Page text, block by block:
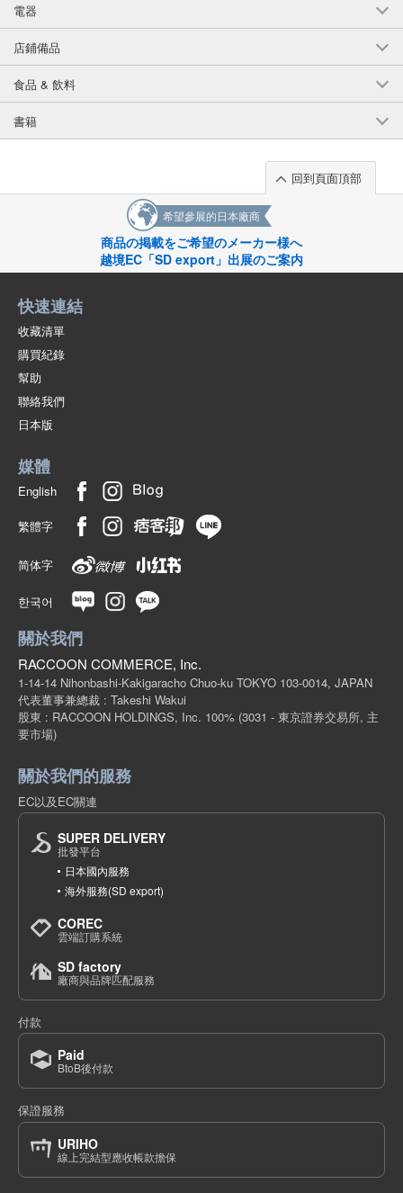
電器
店鋪備品
食品 & 飲料
書籍
回到頁面頂部
希望參展的日本廠商
商品の掲載をご希望のメーカー様へ
越境EC「SD export」出展のご案内
快速連結
收藏清單
購買紀錄
幫助
聯絡我們
日本版
媒體
English
繁體字
简体字
한국어
關於我們
RACCOON COMMERCE, Inc.
1-14-14 Nihonbashi-Kakigaracho Chuo-ku TOKYO 103-0014, JAPAN
代表董事兼總裁 : Takeshi Wakui
股東 : RACCOON HOLDINGS, Inc. 100% (3031 - 東京證券交易所, 主
要市場)
關於我們的服務
EC以及EC關連
SUPER DELIVERY
批發平台
日本國內服務
海外服務(SD export)
COREC
雲端訂購系統
SD factory
廠商與品牌匹配服務
付款
Paid
BtoB後付款
保證服務
URIHO
線上完結型應收帳款擔保